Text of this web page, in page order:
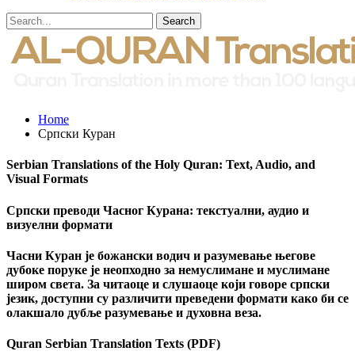
Home
Српски Куран
Serbian Translations of the Holy Quran: Text, Audio, and
Visual Formats
Српски преводи Часног Курана: текстуални, аудио и
визуелни формати
Часни Куран је божански водич и разумевање његове
дубоке поруке је неопходно за немуслимане и муслимане
широм света. За читаоце и слушаоце који говоре српски
језик, доступни су различити преведени формати како би се
олакшало дубље разумевање и духовна веза.
Quran Serbian Translation Texts (PDF)